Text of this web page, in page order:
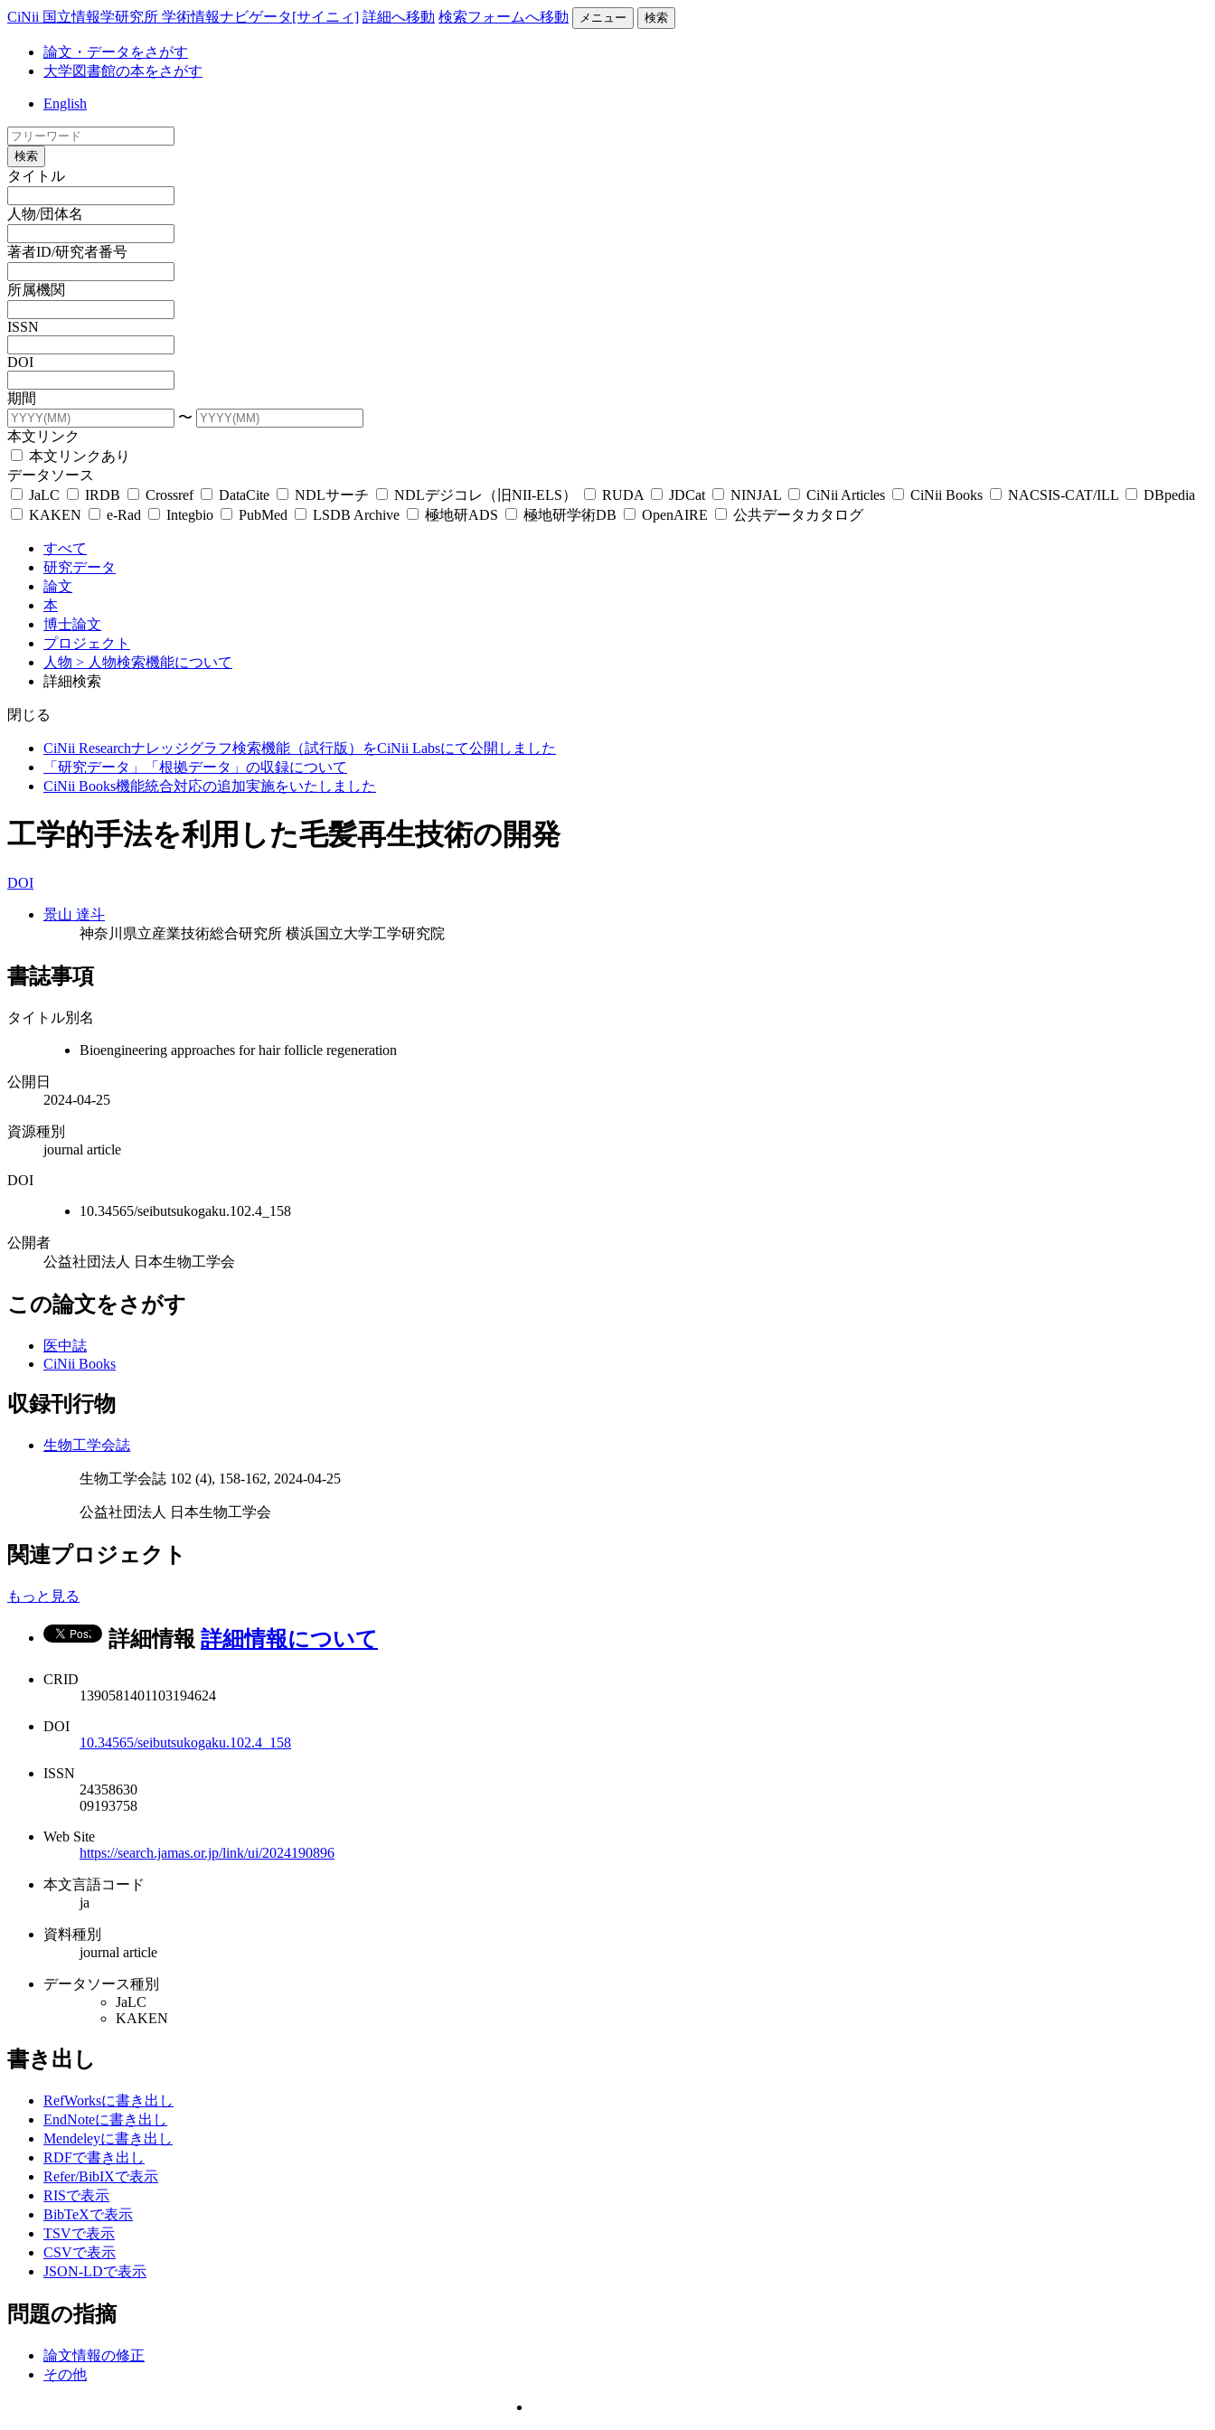
CiNii 国立情報学研究所 学術情報ナビゲータ[サイニィ] 詳細へ移動 検索フォームへ移動 メニュー 検索
論文・データをさがす
大学図書館の本をさがす
English
検索
タイトル
人物/団体名
著者ID/研究者番号
所属機関
ISSN
DOI
期間
〜
本文リンク
本文リンクあり
データソース
JaLC
IRDB Crossref DataCite NDLサーチ NDLデジコレ（旧NII-ELS） RUDA JDCat NINJAL CiNii Articles CiNii Books NACSIS-CAT/ILL
DBpedia
KAKEN
e-Rad Integbio PubMed LSDB Archive 極地研ADS 極地研学術DB OpenAIRE 公共データカタログ
すべて
研究データ
論文
本
博士論文
プロジェクト
人物 > 人物検索機能について
詳細検索
閉じる
CiNii Researchナレッジグラフ検索機能（試行版）をCiNii Labsにて公開しました
「研究データ」「根拠データ」の収録について
CiNii Books機能統合対応の追加実施をいたしました
工学的手法を利用した毛髪再生技術の開発
DOI
景山 達斗
神奈川県立産業技術総合研究所 横浜国立大学工学研究院
書誌事項
タイトル別名
Bioengineering approaches for hair follicle regeneration
公開日
2024-04-25
資源種別
journal article
DOI
10.34565/seibutsukogaku.102.4_158
公開者
公益社団法人 日本生物工学会
この論文をさがす
医中誌
CiNii Books
収録刊行物
生物工学会誌
生物工学会誌 102 (4), 158-162, 2024-04-25
公益社団法人 日本生物工学会
関連プロジェクト
もっと見る
詳細情報 詳細情報について
CRID
1390581401103194624
DOI
10.34565/seibutsukogaku.102.4_158
ISSN
24358630
09193758
Web Site
https://search.jamas.or.jp/link/ui/2024190896
本文言語コード
ja
資料種別
journal article
データソース種別
JaLC
KAKEN
書き出し
RefWorksに書き出し
EndNoteに書き出し
Mendeleyに書き出し
RDFで書き出し
Refer/BibIXで表示
RISで表示
BibTeXで表示
TSVで表示
CSVで表示
JSON-LDで表示
問題の指摘
論文情報の修正
その他